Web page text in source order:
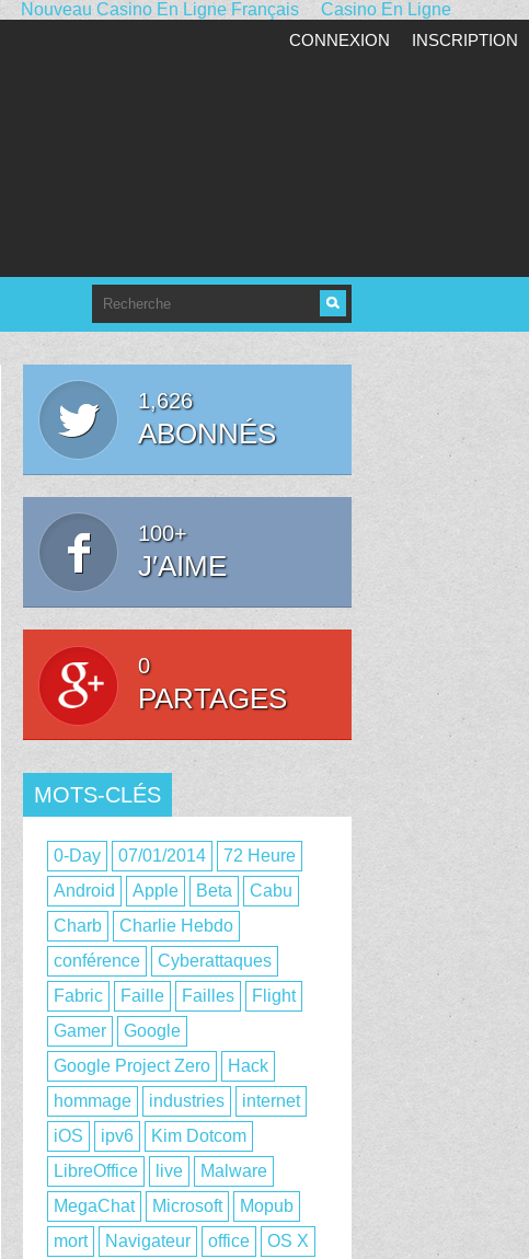
Nouveau Casino En Ligne Français
Casino En Ligne
CONNEXION INSCRIPTION
1,626
ABONNÉS
100+
J′AIME
0
PARTAGES
MOTS-CLÉS
0-Day 07/01/2014
72 Heure
Android
Apple Beta
Cabu
Charb
Charlie Hebdo
conférence
Cyberattaques
Fabric
Faille Failles
Flight
Gamer
Google
Google Project Zero
Hack
hommage
industries
internet
iOS
ipv6
Kim Dotcom
LibreOffice
live
Malware
MegaChat
Microsoft
Mopub
mort
Navigateur office
OS X